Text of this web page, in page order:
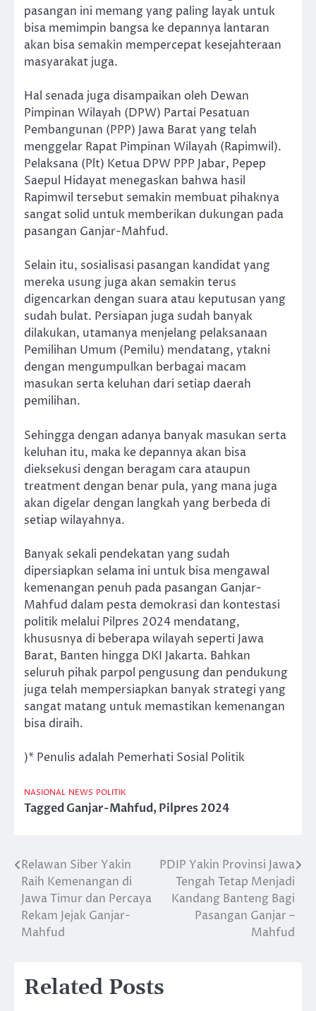
pasangan ini memang yang paling layak untuk
bisa memimpin bangsa ke depannya lantaran
akan bisa semakin mempercepat kesejahteraan
masyarakat juga.
Hal senada juga disampaikan oleh Dewan
Pimpinan Wilayah (DPW) Partai Pesatuan
Pembangunan (PPP) Jawa Barat yang telah
menggelar Rapat Pimpinan Wilayah (Rapimwil).
Pelaksana (Plt) Ketua DPW PPP Jabar, Pepep
Saepul Hidayat menegaskan bahwa hasil
Rapimwil tersebut semakin membuat pihaknya
sangat solid untuk memberikan dukungan pada
pasangan Ganjar-Mahfud.
Selain itu, sosialisasi pasangan kandidat yang
mereka usung juga akan semakin terus
digencarkan dengan suara atau keputusan yang
sudah bulat. Persiapan juga sudah banyak
dilakukan, utamanya menjelang pelaksanaan
Pemilihan Umum (Pemilu) mendatang, ytakni
dengan mengumpulkan berbagai macam
masukan serta keluhan dari setiap daerah
pemilihan.
Sehingga dengan adanya banyak masukan serta
keluhan itu, maka ke depannya akan bisa
dieksekusi dengan beragam cara ataupun
treatment dengan benar pula, yang mana juga
akan digelar dengan langkah yang berbeda di
setiap wilayahnya.
Banyak sekali pendekatan yang sudah
dipersiapkan selama ini untuk bisa mengawal
kemenangan penuh pada pasangan Ganjar-
Mahfud dalam pesta demokrasi dan kontestasi
politik melalui Pilpres 2024 mendatang,
khususnya di beberapa wilayah seperti Jawa
Barat, Banten hingga DKI Jakarta. Bahkan
seluruh pihak parpol pengusung dan pendukung
juga telah mempersiapkan banyak strategi yang
sangat matang untuk memastikan kemenangan
bisa diraih.
)* Penulis adalah Pemerhati Sosial Politik
NASIONAL NEWS POLITIK
TaggedGanjar-Mahfud,Pilpres 2024
Post
navigation
Relawan Siber Yakin
Raih Kemenangan di
Jawa Timur dan Percaya
Rekam Jejak Ganjar-
Mahfud
PDIP Yakin Provinsi Jawa
Tengah Tetap Menjadi
Kandang Banteng Bagi
Pasangan Ganjar –
Mahfud
Related Posts